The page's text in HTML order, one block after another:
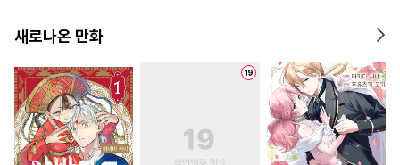
#소심수 #순정공
#또라이공 #서양풍
#하드코어 #벤츠공
#수한정다정공 #
#리맨물 #동거
친구>연인
#
첫사랑 #회귀물 #평범
일상 #연하남 #직진남
절륜 #현대물 #로맨스
친구 #현대물 #영상화
새로나온 만화